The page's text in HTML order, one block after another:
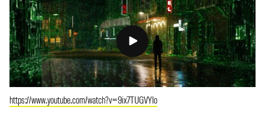
https://www.youtube.com/watch?v=9ix7TUGVYIo